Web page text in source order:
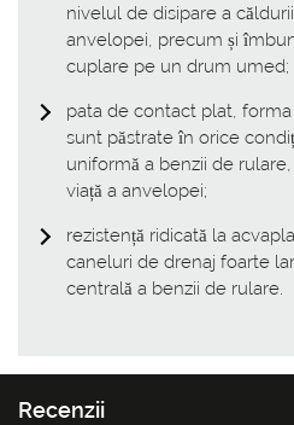
nivelul de disipare a
anvelopei, precum și
cuplare pe un drum umed;
pata de contact plat,
sunt păstrate în orice
uniformă a benzii de
viață a anvelopei;
rezistență ridicată la
caneluri de drenaj foarte
centrală a benzii de rulare.
Recenzii